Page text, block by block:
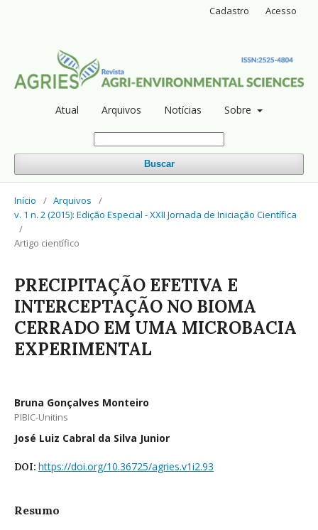
Atual Arquivos Notícias Sobre
Buscar
Cadastro Acesso
Início / Arquivos
/
v. 1 n. 2 (2015): Edição Especial - XXII Jornada de Iniciação Científica
/
Artigo científico
PRECIPITAÇÃO EFETIVA E
INTERCEPTAÇÃO NO BIOMA
CERRADO EM UMA MICROBACIA
EXPERIMENTAL
Bruna Gonçalves Monteiro
PIBIC-Unitins
José Luiz Cabral da Silva Junior
DOI: https://doi.org/10.36725/agries.v1i2.93
Resumo